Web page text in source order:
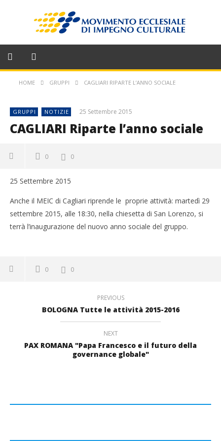
HOME GRUPPI CAGLIARI RIPARTE L’ANNO SOCIALE
GRUPPI NOTIZIE 25 Settembre 2015
CAGLIARI Riparte l’anno sociale
0 0
25 Settembre 2015
Anche il MEIC di Cagliari riprende le proprie attività: martedì 29
settembre 2015, alle 18:30, nella chiesetta di San Lorenzo, si
terrà l’inaugurazione del nuovo anno sociale del gruppo.
0 0
PREVIOUS
BOLOGNA Tutte le attività 2015-2016
NEXT
PAX ROMANA "Papa Francesco e il futuro della
governance globale"